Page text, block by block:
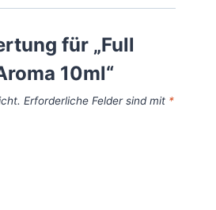
für „Full
10ml“
Erforderliche Felder sind mit *